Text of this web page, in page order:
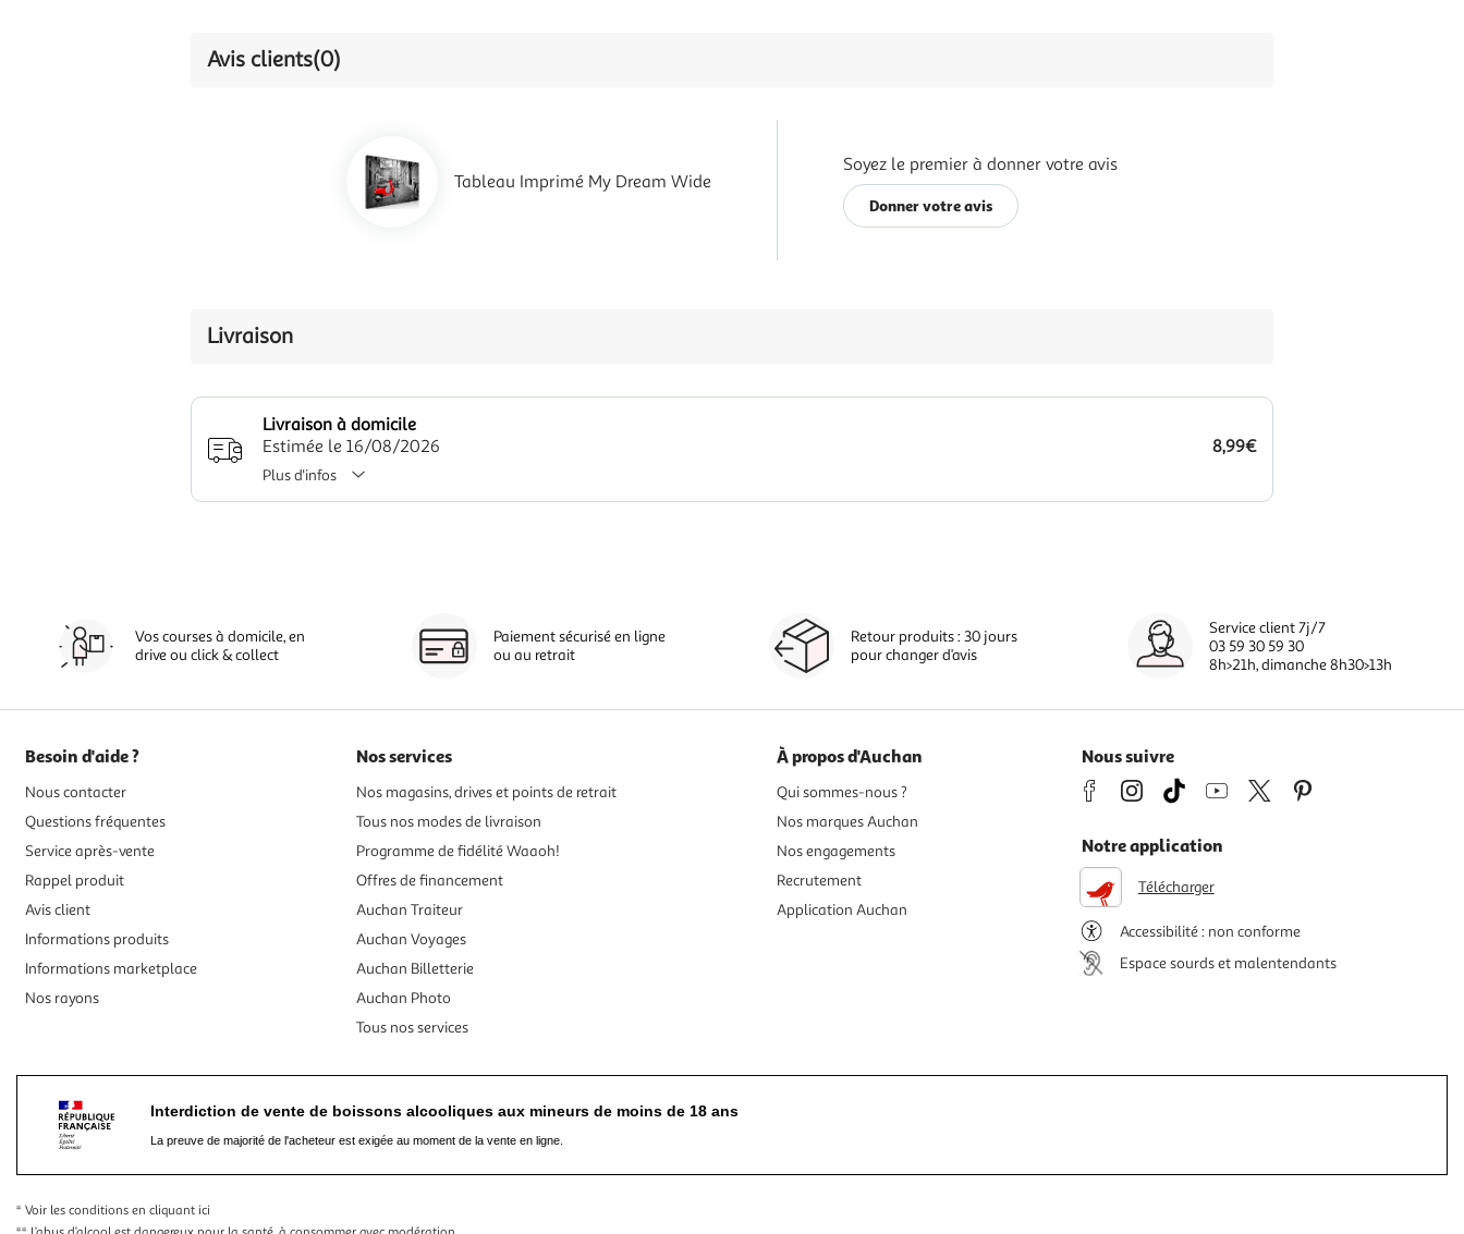
Avis clients(0)
Tableau Imprimé My Dream Wide
Soyez le premier à donner votre avis
Donner votre avis
Livraison
Livraison à domicile
Estimée le 16/08/2026
8,99€
Plus d'infos
Vos courses à domicile, en
drive ou click & collect
Paiement sécurisé en ligne
ou au retrait
Retour produits : 30 jours
pour changer d’avis
Service client 7j/7
03 59 30 59 30
8h>21h, dimanche 8h30>13h
Besoin d'aide ?
Nous contacter
Questions fréquentes
Service après-vente
Rappel produit
Avis client
Informations produits
Informations marketplace
Nos rayons
Nos services
Nos magasins, drives et points de retrait
Tous nos modes de livraison
Programme de fidélité Waaoh!
Offres de financement
Auchan Traiteur
Auchan Voyages
Auchan Billetterie
Auchan Photo
Tous nos services
À propos d'Auchan
Qui sommes-nous ?
Nos marques Auchan
Nos engagements
Recrutement
Application Auchan
Nous suivre
Notre application
Télécharger
Accessibilité : non conforme
Espace sourds et malentendants
Interdiction de vente de boissons alcooliques aux mineurs de moins de 18 ans
La preuve de majorité de l'acheteur est exigée au moment de la vente en ligne.
* Voir les conditions en cliquant ici